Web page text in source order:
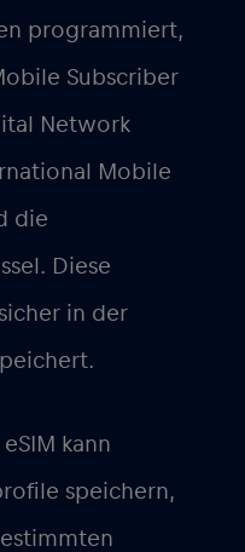
programmiert,
Subscriber
Network
Mobile
die
Diese
in der
kann
speichern,